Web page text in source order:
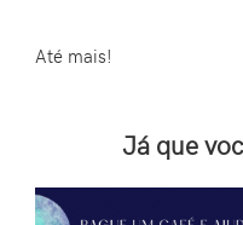
Até mais!
Já que